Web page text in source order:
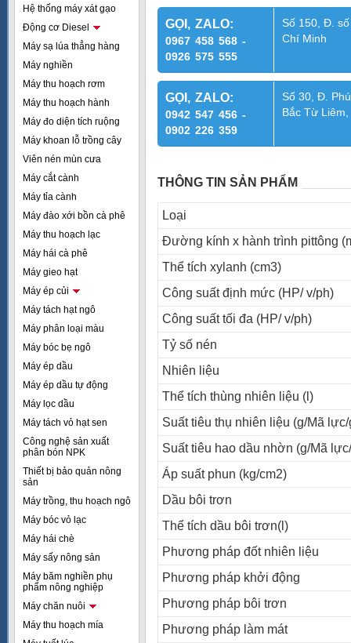
Hệ thống máy xát gạo
Động cơ Diesel
Máy sạ lúa thẳng hàng
Máy nghiền
Máy thu hoạch rơm
Máy thu hoạch hành
Máy đo diện tích ruộng
Máy khoan lỗ trồng cây
Viên nén mùn cưa
Máy cắt cành
Máy tỉa cành
Máy đào xới bồn cà phê
Máy thu hoạch lạc
Máy hái cà phê
Máy gieo hạt
Máy ép củi
Máy tách hạt ngô
Máy phân loại màu
Máy bóc bẹ ngô
Máy ép dầu
Máy ép dầu tự động
Máy lọc dầu
Máy tách vỏ hạt sen
Công nghệ sản xuất
phân bón NPK
Thiết bị bảo quản nông
sản
Máy trồng, thu hoạch ngô
Máy bóc vỏ lạc
Máy hái chè
Máy sấy nông sản
Máy băm nghiền phụ
phẩm nông nghiệp
Máy chăn nuôi
Máy thu hoạch mía
GỌI, ZALO:
0967 458 568 -
0926 575 555
Số 150, Đ.
Chí Minh
GỌI, ZALO:
0942 547 456 -
0902 226 359
Số 30, Đ.
Bắc Từ
THÔNG TIN SẢN PHẨM
Loại
Ðường kính x hành trình pittông
Thể tích xylanh (cm3)
Công suất định mức (HP/ v/ph)
Công suất tối đa (HP/ v/ph)
Tỷ số nén
Nhiên liệu
Thể tích thùng nhiên liệu (l)
Suất tiêu thụ nhiên liệu (g/Mã
Suất tiêu hao dầu nhờn (g/Mã
Áp suất phun (kg/cm2)
Dầu bôi trơn
Thể tích dầu bôi trơn(l)
Phương pháp đốt nhiên liệu
Phương pháp khởi động
Phương pháp bôi trơn
Phương pháp làm mát